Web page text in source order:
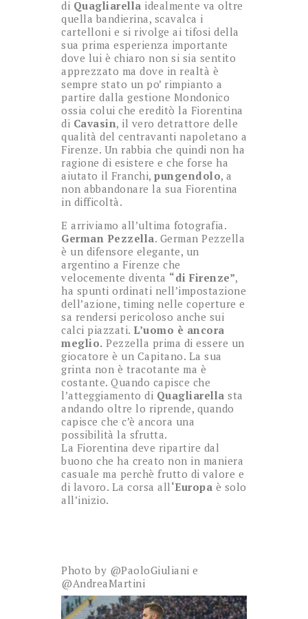
di Quagliarella idealmente va oltre
quella bandierina, scavalca i
cartelloni e si rivolge ai tifosi della
sua prima esperienza importante
dove lui è chiaro non si sia sentito
apprezzato ma dove in realtà è
sempre stato un po’ rimpianto a
partire dalla gestione Mondonico
ossia colui che ereditò la Fiorentina
di Cavasin, il vero detrattore delle
qualità del centravanti napoletano a
Firenze. Un rabbia che quindi non ha
ragione di esistere e che forse ha
aiutato il Franchi, pungendolo, a
non abbandonare la sua Fiorentina
in difficoltà.
E arriviamo all’ultima fotografia.
German Pezzella. German Pezzella
è un difensore elegante, un
argentino a Firenze che
velocemente diventa “di Firenze”,
ha spunti ordinati nell’impostazione
dell’azione, timing nelle coperture e
sa rendersi pericoloso anche sui
calci piazzati. L’uomo è ancora
meglio. Pezzella prima di essere un
giocatore è un Capitano. La sua
grinta non è tracotante ma è
costante. Quando capisce che
l’atteggiamento di Quagliarella sta
andando oltre lo riprende, quando
capisce che c’è ancora una
possibilità la sfrutta.
La Fiorentina deve ripartire dal
buono che ha creato non in maniera
casuale ma perchè frutto di valore e
di lavoro. La corsa all ‘Europa è solo
all’inizio.
Photo by @PaoloGiuliani e
@AndreaMartini